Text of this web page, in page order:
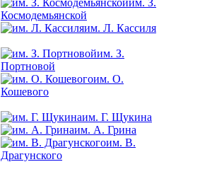
им. З.
Космодемьянской
им. Л. Кассиля
им. З.
Портновой
им. О.
Кошевого
им. Г. Щукина
им. А. Грина
им. В.
Драгунского